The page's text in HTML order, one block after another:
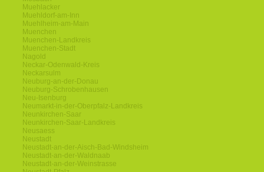
Muehlacker
Muehldorf-am-Inn
Muehlheim-am-Main
Muenchen
Muenchen-Landkreis
Muenchen-Stadt
Nagold
Neckar-Odenwald-Kreis
Neckarsulm
Neuburg-an-der-Donau
Neuburg-Schrobenhausen
Neu-Isenburg
Neumarkt-in-der-Oberpfalz-Landkreis
Neunkirchen-Saar
Neunkirchen-Saar-Landkreis
Neusaess
Neustadt
Neustadt-an-der-Aisch-Bad-Windsheim
Neustadt-an-der-Waldnaab
Neustadt-an-der-Weinstrasse